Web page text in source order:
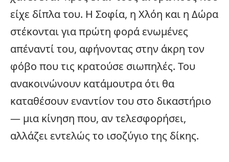
είχε δίπλα του. Η Σοφία, η Χλόη και η Δώρα
στέκονται για πρώτη φορά ενωμένες
απέναντί του, αφήνοντας στην άκρη τον
φόβο που τις κρατούσε σιωπηλές. Του
ανακοινώνουν κατάμουτρα ότι θα
καταθέσουν εναντίον του στο δικαστήριο
— μια κίνηση που, αν τελεσφορήσει,
αλλάζει εντελώς το ισοζύγιο της δίκης.